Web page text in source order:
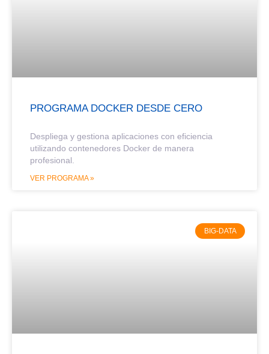
PROGRAMA DOCKER DESDE CERO
Despliega y gestiona aplicaciones con eficiencia
utilizando contenedores Docker de manera
profesional.
VER PROGRAMA »
BIG-DATA